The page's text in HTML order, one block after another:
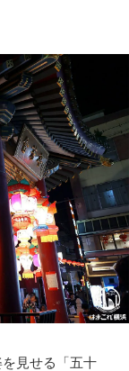
見せる「五十